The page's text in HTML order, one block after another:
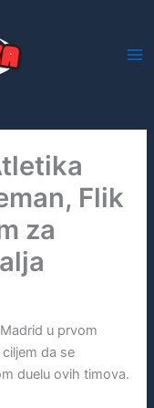
Flik
za
u prvom
da se
duelu ovih timova.